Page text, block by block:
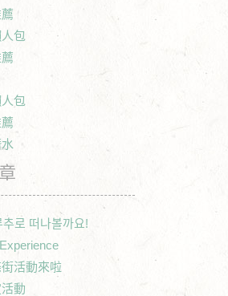
包
包
로 떠나볼까요!
活動來啦
動